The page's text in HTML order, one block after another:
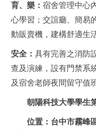
育、樂： 宿舍管理中心
心學習；交誼廳、簡易
動販賣機，建構舒適生
安全： 具有完善之消防
查及演練，設有門禁系統
及宿舍老師夜間留守值
朝陽科技大學學生
位置： 台中市霧峰